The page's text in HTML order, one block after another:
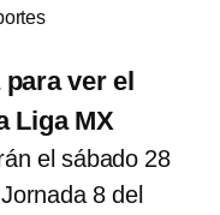
ver el
Liga MX
el sábado 28
8 del